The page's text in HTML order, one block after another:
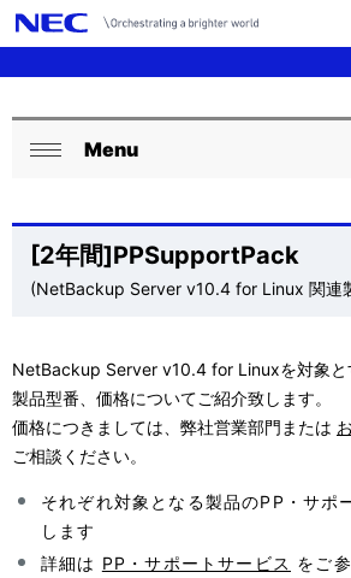
ナ
ー
サ
イ
内
の
在
位
置
を
表
ロ
カ
ル
ビ
ゲ
ー
ョ
る
Menu
[2年間]PPSupportPack
(NetBackup Server v10.4 for Linux 関連
NetBackup Server v10.4 for Linuxを対象
製品型番、価格についてご紹介致します。
価格につきましては、弊社営業部門または
ご相談ください。
それぞれ対象となる製品のPP・サポ
します
詳細は PP・サポートサービス をご